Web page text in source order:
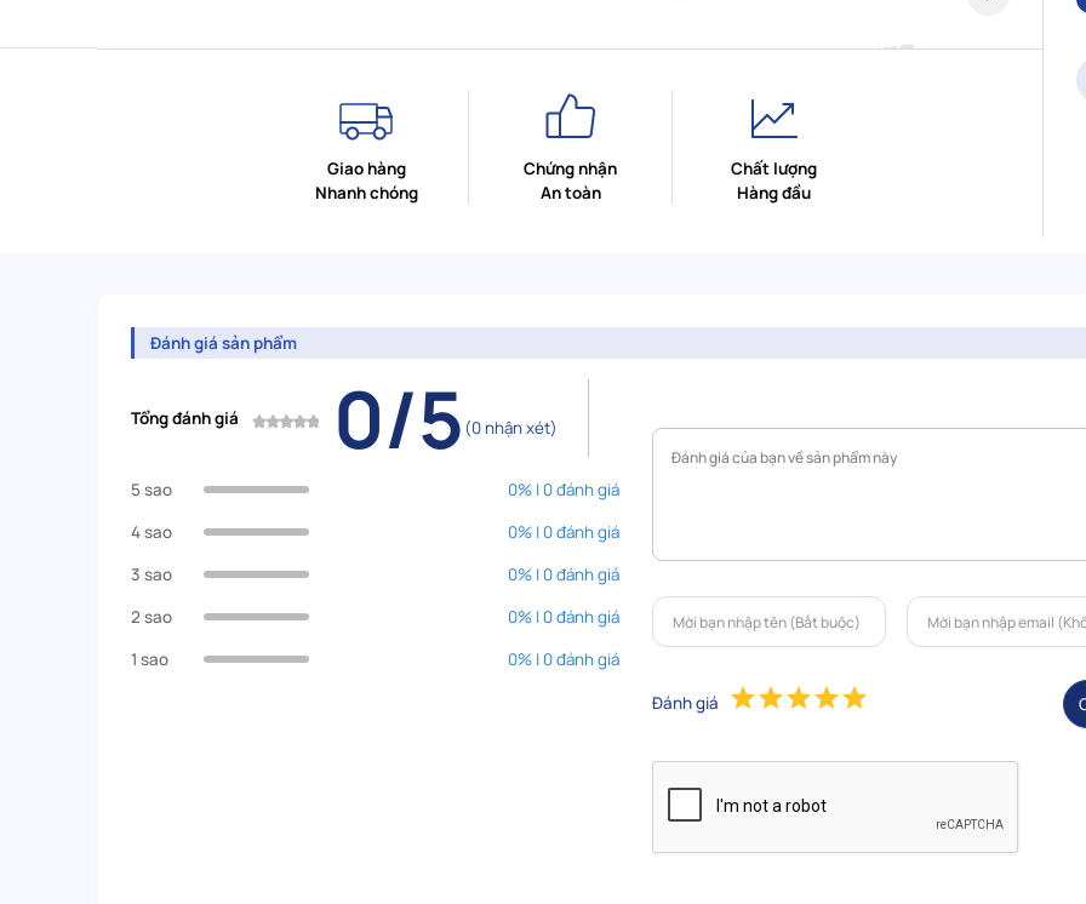
Giao hàng
Nhanh chóng
Chứng nhận
An toàn
Chất lượng
Hàng đầu
Đánh giá sản phẩm
Tổng đánh giá 0/5 (0 nhận xét)
5 sao
0% | 0 đánh giá
4 sao
0% | 0 đánh giá
3 sao
0% | 0 đánh giá
2 sao
0% | 0 đánh giá
1 sao
0% | 0 đánh giá
Đánh giá